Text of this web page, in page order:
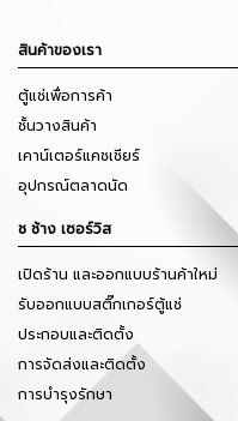
สินค้าของเรา
ตู้แช่เพื่อการค้า
ชั้นวางสินค้า
เคาน์เตอร์แคชเชียร์
อุปกรณ์ตลาดนัด
ช ช้าง เซอร์วิส
เปิดร้าน และออกแบบร้านค้าใหม่
รับออกแบบสติ๊กเกอร์ตู้แช่
ประกอบและติดตั้ง
การจัดส่งและติดตั้ง
การบำรุงรักษา